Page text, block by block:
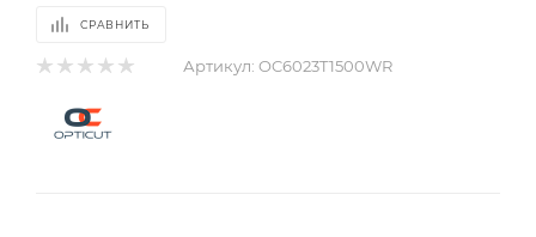
СРАВНИТЬ
Артикул: OC6023T1500WR